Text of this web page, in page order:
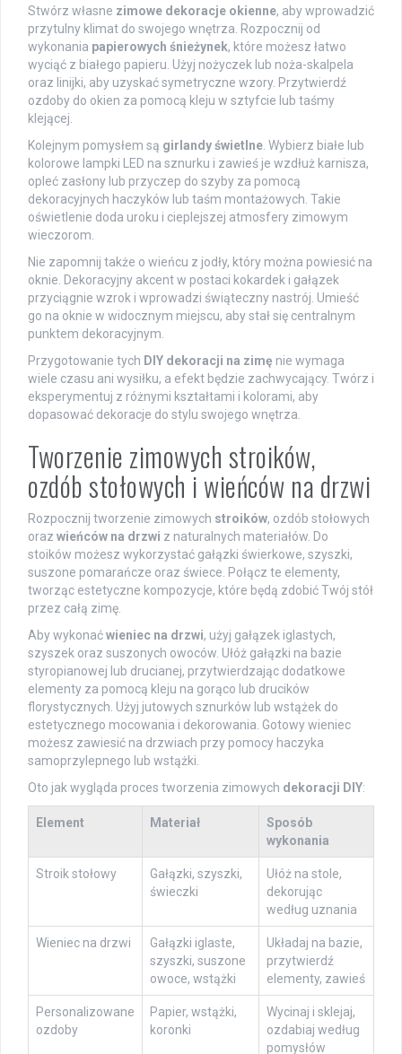
Stwórz własne zimowe dekoracje okienne, aby wprowadzić
przytulny klimat do swojego wnętrza. Rozpocznij od
wykonania papierowych śnieżynek, które możesz łatwo
wyciąć z białego papieru. Użyj nożyczek lub noża-skalpela
oraz linijki, aby uzyskać symetryczne wzory. Przytwierdź
ozdoby do okien za pomocą kleju w sztyfcie lub taśmy
klejącej.
Kolejnym pomysłem są girlandy świetlne . Wybierz białe lub
kolorowe lampki LED na sznurku i zawieś je wzdłuż karnisza,
opleć zasłony lub przyczep do szyby za pomocą
dekoracyjnych haczyków lub taśm montażowych. Takie
oświetlenie doda uroku i cieplejszej atmosfery zimowym
wieczorom.
Nie zapomnij także o wieńcu z jodły, który można powiesić na
oknie. Dekoracyjny akcent w postaci kokardek i gałązek
przyciągnie wzrok i wprowadzi świąteczny nastrój. Umieść
go na oknie w widocznym miejscu, aby stał się centralnym
punktem dekoracyjnym.
Przygotowanie tych DIY dekoracji na zimę nie wymaga
wiele czasu ani wysiłku, a efekt będzie zachwycający. Twórz i
eksperymentuj z różnymi kształtami i kolorami, aby
dopasować dekoracje do stylu swojego wnętrza.
Tworzenie zimowych stroików,
ozdób stołowych i wieńców na drzwi
Rozpocznij tworzenie zimowych stroików, ozdób stołowych
oraz wieńców na drzwi z naturalnych materiałów. Do
stoików możesz wykorzystać gałązki świerkowe, szyszki,
suszone pomarańcze oraz świece. Połącz te elementy,
tworząc estetyczne kompozycje, które będą zdobić Twój stół
przez całą zimę.
Aby wykonaćwieniec na drzwi, użyj gałązek iglastych,
szyszek oraz suszonych owoców. Ułóż gałązki na bazie
styropianowej lub drucianej, przytwierdzając dodatkowe
elementy za pomocą kleju na gorąco lub drucików
florystycznych. Użyj jutowych sznurków lub wstążek do
estetycznego mocowania i dekorowania. Gotowy wieniec
możesz zawiesić na drzwiach przy pomocy haczyka
samoprzylepnego lub wstążki.
Oto jak wygląda proces tworzenia zimowych dekoracji DIY:
Element Materiał
Sposób
wykonania
Stroik stołowy
Gałązki, szyszki,
świeczki
Ułóż na stole,
dekorując
według uznania
Wieniec na drzwi
Gałązki iglaste,
szyszki, suszone
owoce, wstążki
Układaj na bazie,
przytwierdź
elementy, zawieś
Personalizowane
ozdoby
Papier, wstążki,
koronki
Wycinaj i sklejaj,
ozdabiaj według
pomysłów